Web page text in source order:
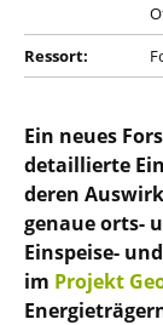
Ressort:
Ein neues
detaillierte
deren
genaue orts-
Einspeise-
im Projekt